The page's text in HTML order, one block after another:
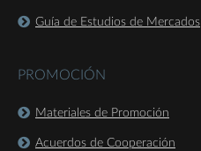
Guía de Estudios de Mercados
PROMOCIÓN
Materiales de Promoción
Acuerdos de Cooperación